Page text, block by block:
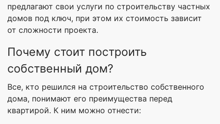
предлагают свои услуги по строительству частных
домов под ключ, при этом их стоимость зависит
от сложности проекта.
Почему стоит построить
собственный дом?
Все, кто решился на строительство собственного
дома, понимают его преимущества перед
квартирой. К ним можно отнести: